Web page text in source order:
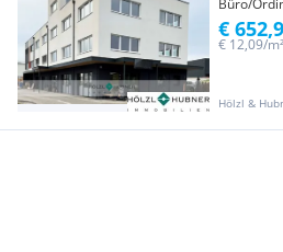
Hölzl &
€ 12,09/m²
€